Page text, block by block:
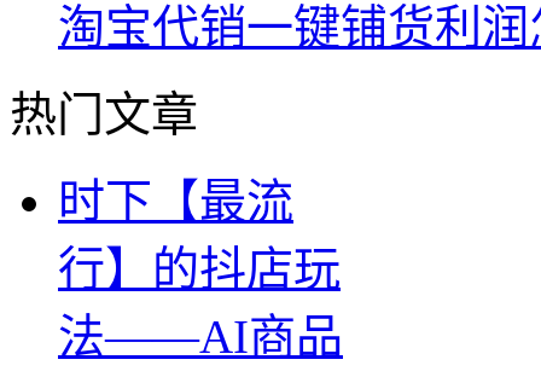
淘宝代销一键铺货利
热门文章
时下【最流
行】的抖店玩
法——AI商品